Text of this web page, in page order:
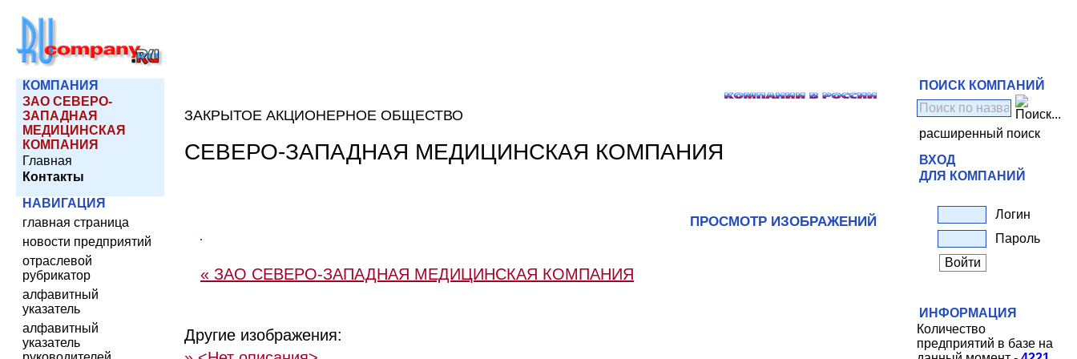
КОМПАНИЯ
ЗАО СЕВЕРО-
ЗАПАДНАЯ
МЕДИЦИНСКАЯ
КОМПАНИЯ
Главная
Контакты
НАВИГАЦИЯ
главная страница
новости предприятий
отраслевой
рубрикатор
алфавитный
указатель
алфавитный
указатель
ЗАКРЫТОЕ АКЦИОНЕРНОЕ ОБЩЕСТВО
СЕВЕРО-ЗАПАДНАЯ МЕДИЦИНСКАЯ КОМПАНИЯ
ПРОСМОТР ИЗОБРАЖЕНИЙ
« ЗАО СЕВЕРО-ЗАПАДНАЯ МЕДИЦИНСКАЯ КОМПАНИЯ
Другие изображения:
ПОИСК КОМПАНИЙ
расширенный поиск
ВХОД
ДЛЯ КОМПАНИЙ
Логин
Пароль
ИНФОРМАЦИЯ
Количество
предприятий в базе на